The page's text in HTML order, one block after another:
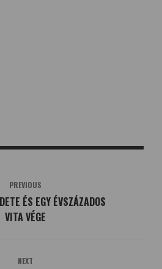
PREVIOUS
ÉS EGY ÉVSZÁZADOS
VITA VÉGE
NEXT